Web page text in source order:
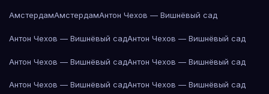
АмстердамАмстердамАнтон Чехов — Вишнёвый сад
Антон Чехов — Вишнёвый садАнтон Чехов — Вишнёвый сад
Антон Чехов — Вишнёвый садАнтон Чехов — Вишнёвый сад
Антон Чехов — Вишнёвый садАнтон Чехов — Вишнёвый сад